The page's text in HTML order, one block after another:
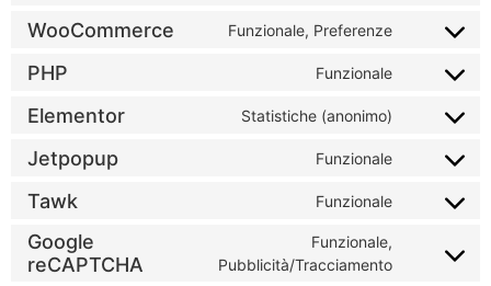
WooCommerce Funzionale, Preferenze
PHP Funzionale
Elementor Statistiche (anonimo)
Jetpopup Funzionale
Tawk Funzionale
Google
reCAPTCHA
Funzionale,
Pubblicità/Tracciamento